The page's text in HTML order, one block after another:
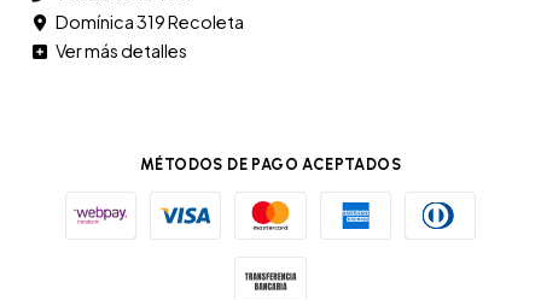
Domínica 319 Recoleta
Ver más detalles
MÉTODOS DE PAGO ACEPTADOS